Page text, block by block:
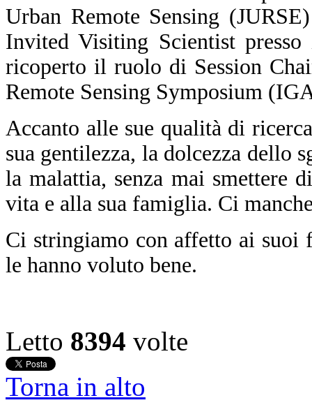
Urban Remote Sensing
Invited Visiting Scientist
ricoperto il ruolo di Session
Remote Sensing Symposium
Accanto alle sue qualità di
sua gentilezza, la dolcezza dello
la malattia, senza mai smettere
vita e alla sua famiglia. Ci
Ci stringiamo con affetto ai
le hanno voluto bene.
Letto 8394 volte
Torna in alto